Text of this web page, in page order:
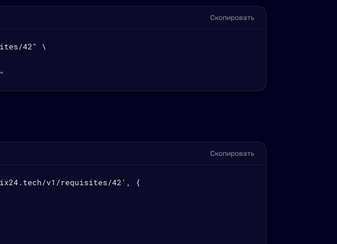
Скопировать
42" \
Скопировать
v1/requisites/42', {